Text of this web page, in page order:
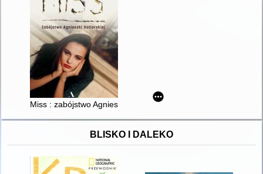
Miss : zabójstwo Agnieszki Kotlarskiej
BLISKO I DALEKO